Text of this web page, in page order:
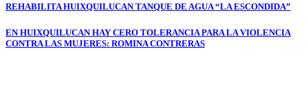
Navegación
de
entradas
REHABILITA HUIXQUILUCAN TANQUE DE AGUA “LA ESCONDIDA”
EN HUIXQUILUCAN HAY CERO TOLERANCIA PARA LA VIOLENCIA
CONTRA LAS MUJERES: ROMINA CONTRERAS